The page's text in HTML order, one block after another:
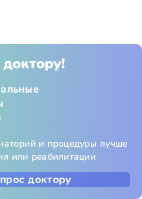
и процедуры лучше
или реабилитации
доктору